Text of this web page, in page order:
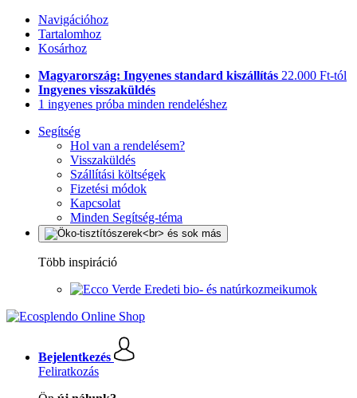
Navigációhoz
Tartalomhoz
Kosárhoz
Magyarország: Ingyenes standard kiszállítás 22.000 Ft-tól
Ingyenes visszaküldés
1 ingyenes próba minden rendeléshez
Segítség
Hol van a rendelésem?
Visszaküldés
Szállítási költségek
Fizetési módok
Kapcsolat
Minden Segítség-téma
Több inspiráció
Eredeti bio- és natúrkozmeikumok
Bejelentkezés
Feliratkozás